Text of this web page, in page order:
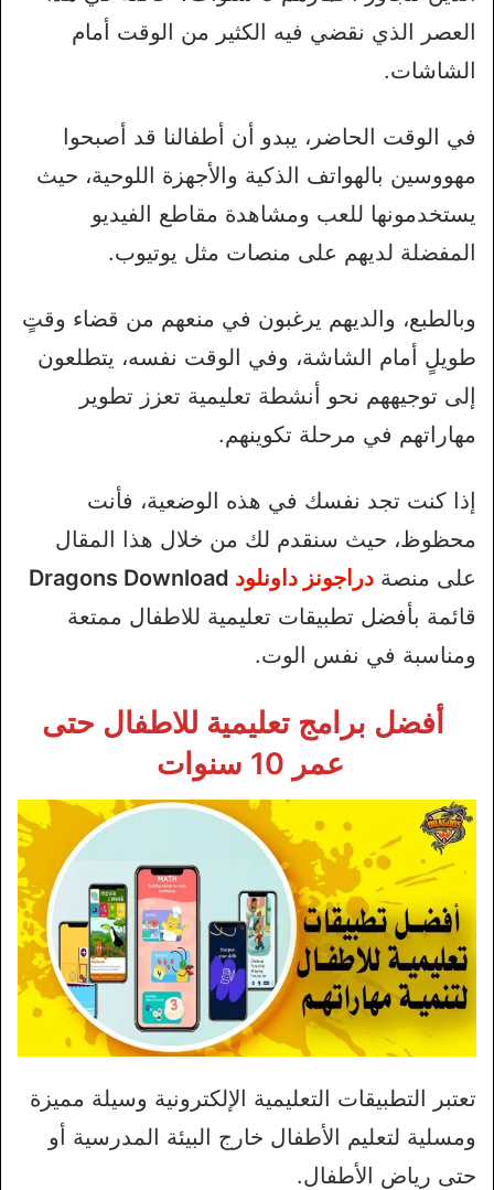
العصر الذي نقضي فيه الكثير من الوقت أمام
الشاشات.
في الوقت الحاضر، يبدو أن أطفالنا قد أصبحوا
مهووسين بالهواتف الذكية والأجهزة اللوحية، حيث
يستخدمونها للعب ومشاهدة مقاطع الفيديو
المفضلة لديهم على منصات مثل يوتيوب.
وبالطبع، والديهم يرغبون في منعهم من قضاء وقتٍ
طويلٍ أمام الشاشة، وفي الوقت نفسه، يتطلعون
إلى توجيههم نحو أنشطة تعليمية تعزز تطوير
مهاراتهم في مرحلة تكوينهم.
إذا كنت تجد نفسك في هذه الوضعية، فأنت
محظوظ، حيث سنقدم لك من خلال هذا المقال
على منصة دراجونز داونلود
قائمة بأفضل تطبيقات تعليمية للاطفال ممتعة
ومناسبة في نفس الوت.
أفضل برامج تعليمية للاطفال حتى
عمر 10 سنوات
تعتبر التطبيقات التعليمية الإلكترونية وسيلة مميزة
ومسلية لتعليم الأطفال خارج البيئة المدرسية أو
حتى رياض الأطفال.